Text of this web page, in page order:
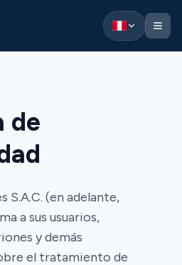
de
S.A.C. (en adelante,
a sus usuarios,
y demás
el tratamiento de